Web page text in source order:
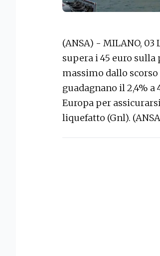
(ANSA) - MILANO, 03
supera i 45 euro
massimo dallo
guadagnano il 2,4%
Europa per
liquefatto (Gnl).